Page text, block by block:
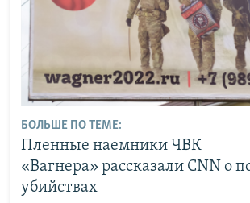
БОЛЬШЕ ПО ТЕМЕ:
Пленные наемники ЧВК
«Вагнера» рассказали CNN о
убийствах